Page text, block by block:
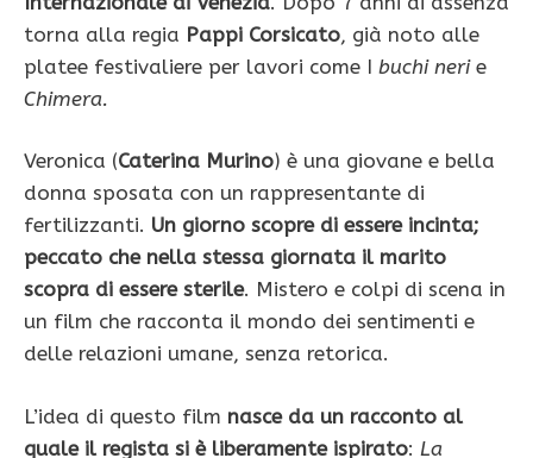
torna alla regia Pappi Corsicato, già noto alle
platee festivaliere per lavori come I buchi neri e
Chimera.
Veronica (Caterina Murino) è una giovane e bella
donna sposata con un rappresentante di
fertilizzanti. Un giorno scopre di essere incinta;
peccato che nella stessa giornata il marito
scopra di essere sterile. Mistero e colpi di scena in
un film che racconta il mondo dei sentimenti e
delle relazioni umane, senza retorica.
L’idea di questo film nasce da un racconto al
quale il regista si è liberamente ispirato: La